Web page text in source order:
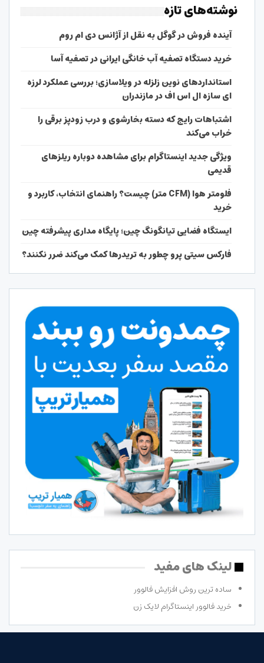
نوشته‌های تازه
آینده فروش در گوگل به نقل از آژانس دی ام روم
خرید دستگاه تصفیه آب خانگی ایرانی در تصفیه آسا
استانداردهای نوین زلزله در ویلاسازی؛ بررسی عملکرد لرزه
ای سازه ال اس اف در مازندران
اشتباهات رایج که دسته بخارشوی و درب زودپز برقی را
خراب می‌کند
ویژگی جدید اینستاگرام برای مشاهده دوباره ریلزهای
قدیمی
فلومتر هوا (CFM متر) چیست؟ راهنمای انتخاب، کاربرد و
خرید
ایستگاه فضایی تیانگونگ چین؛ پایگاه مداری پیشرفته چین
فارکس سیتی پرو چطور به تریدرها کمک می‌کند ضرر نکنند؟
لینک های مفید
ساده ترین روش افزایش فالوور
خرید فالوور اینستاگرام لایک زن